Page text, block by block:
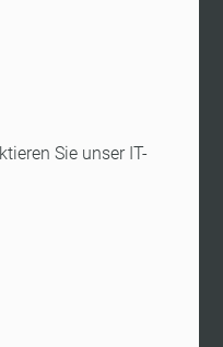
Sie unser IT-